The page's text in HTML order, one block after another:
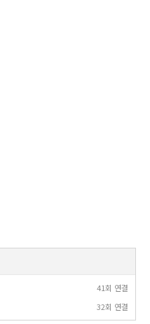
41회 연결
32회 연결